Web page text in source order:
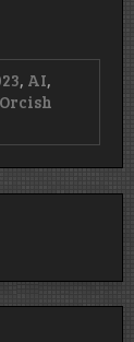
, AI,